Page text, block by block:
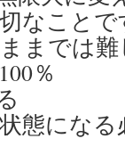
なことで
までは
％
態にな